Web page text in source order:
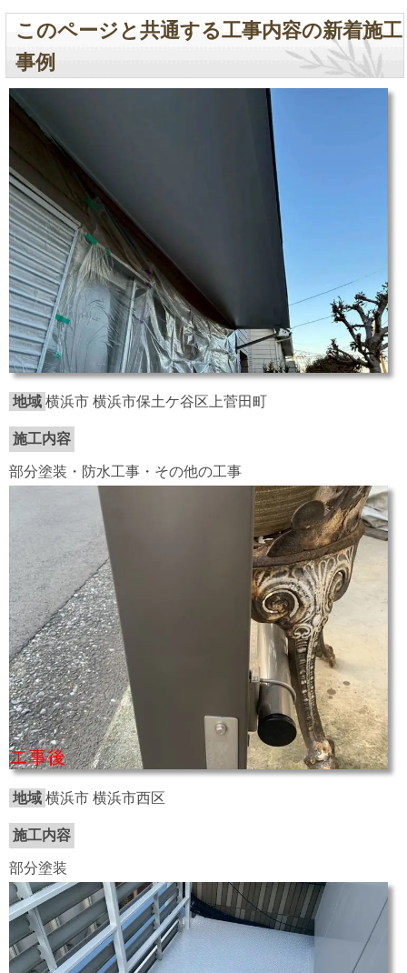
このページと共通する工事内容の新着施工
事例
地域 横浜市 横浜市保土ケ谷区上菅田町
施工内容
部分塗装・防水工事・その他の工事
地域 横浜市 横浜市西区
施工内容
部分塗装